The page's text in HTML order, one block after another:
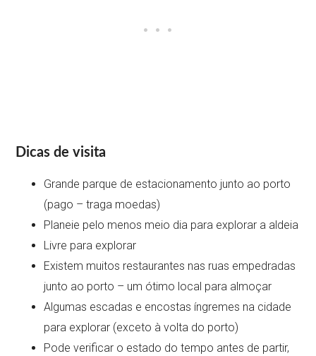
Dicas de visita
Grande parque de estacionamento junto ao porto
(pago – traga moedas)
Planeie pelo menos meio dia para explorar a aldeia
Livre para explorar
Existem muitos restaurantes nas ruas empedradas
junto ao porto – um ótimo local para almoçar
Algumas escadas e encostas íngremes na cidade
para explorar (exceto à volta do porto)
Pode verificar o estado do tempo antes de partir,